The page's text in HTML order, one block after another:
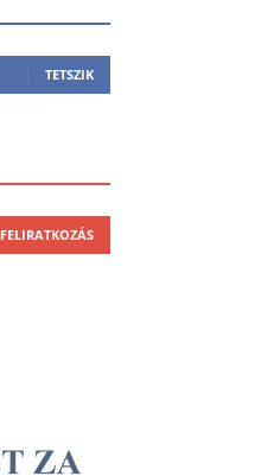
TETSZIK
FELIRATKOZÁS